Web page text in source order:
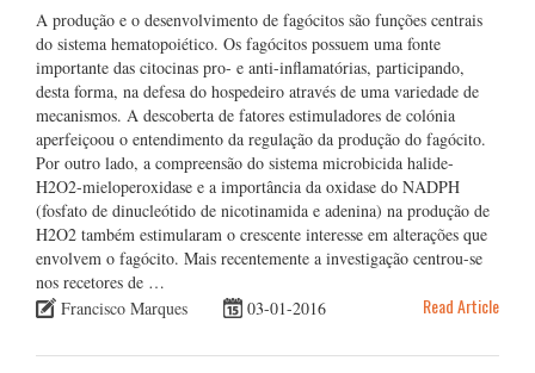
A produção e o desenvolvimento de fagócitos são funções centrais
do sistema hematopoiético. Os fagócitos possuem uma fonte
importante das citocinas pro- e anti-inflamatórias, participando,
desta forma, na defesa do hospedeiro através de uma variedade de
mecanismos. A descoberta de fatores estimuladores de colónia
aperfeiçoou o entendimento da regulação da produção do fagócito.
Por outro lado, a compreensão do sistema microbicida halide-
H2O2-mieloperoxidase e a importância da oxidase do NADPH
(fosfato de dinucleótido de nicotinamida e adenina) na produção de
H2O2 também estimularam o crescente interesse em alterações que
envolvem o fagócito. Mais recentemente a investigação centrou-se
nos recetores de …
Francisco Marques
03-01-2016 Read Article